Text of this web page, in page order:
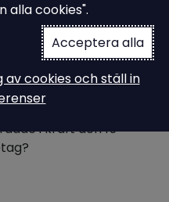
Security
NIS1‑direktivet.
till att stärka
Direktivet införs i
lagstiftning – i
i kraft den 15
alla cookies".
Acceptera alla
av cookies och ställ in